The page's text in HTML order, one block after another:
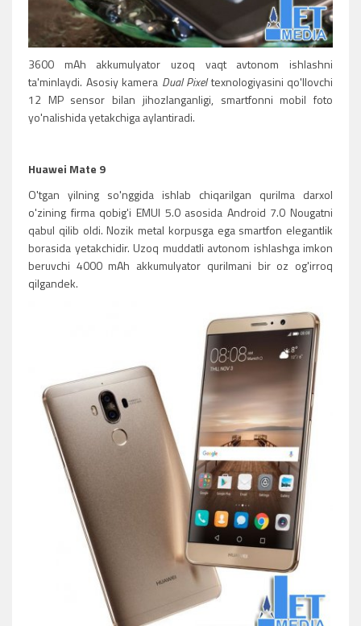
3600 mAh akkumulyator uzoq vaqt avtonom ishlashni
ta'minlaydi. Asosiy kamera Dual Pixeltexnologiyasini qo'llovchi
12 MP sensor bilan jihozlanganligi, smartfonni mobil foto
yo'nalishida yetakchiga aylantiradi.
Huawei Mate 9
O'tgan yilning so'nggida ishlab chiqarilgan qurilma darxol
o'zining firma qobig'i EMUI 5.0 asosida Android 7.0 Nougatni
qabul qilib oldi. Nozik metal korpusga ega smartfon elegantlik
borasida yetakchidir. Uzoq muddatli avtonom ishlashga imkon
beruvchi 4000 mAh akkumulyator qurilmani bir oz og'irroq
qilgandek.